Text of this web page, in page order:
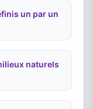
un par un
naturels